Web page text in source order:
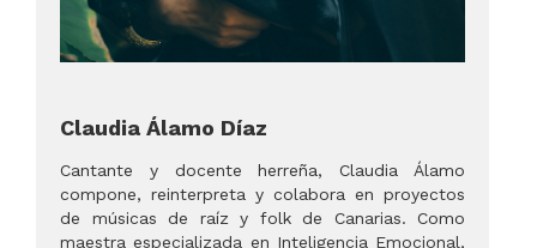
Claudia Álamo Díaz
Cantante y docente herreña, Claudia Álamo
compone, reinterpreta y colabora en proyectos
de músicas de raíz y folk de Canarias. Como
maestra especializada en Inteligencia Emocional,